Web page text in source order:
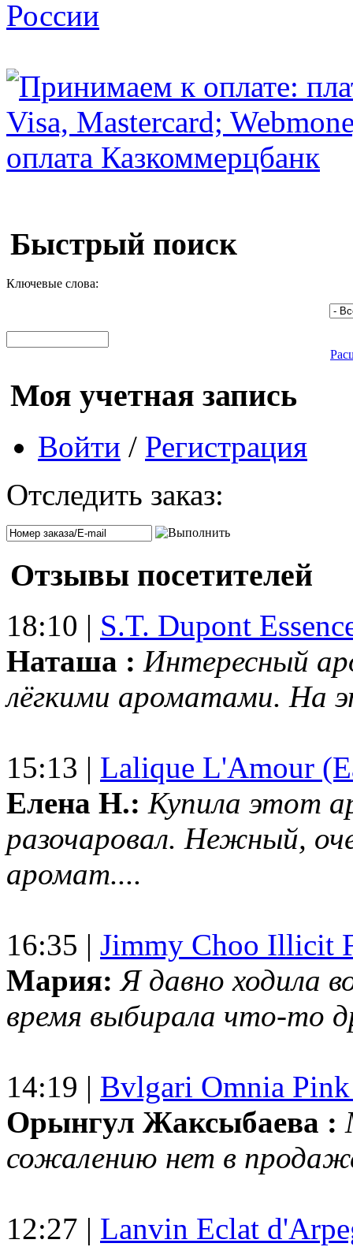
Быстрый поиск
Ключевые слова:
Моя учетная запись
Войти / Регистрация
Отследить заказ:
Отзывы посетителей
18:10 | S.T. Dupont
Наташа : Интересный
лёгкими ароматами. На
15:13 | Lalique L'Amour
Елена Н.: Купила этот
разочаровал. Нежный,
аромат....
16:35 | Jimmy Choo Illicit
Мария: Я давно ходила
время выбирала что-то
14:19 | Bvlgari Omnia
Орынгул Жаксыбаева :
сожалению нет в
12:27 | Lanvin Eclat